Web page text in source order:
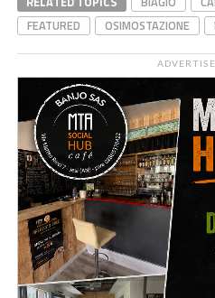
FEATURED
OSIMOSTAZIONE